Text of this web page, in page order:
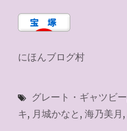
にほんブログ村
グレート・ギャツビー
キ, 月城かなと , 海乃美月 ,